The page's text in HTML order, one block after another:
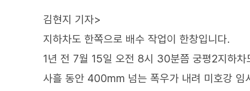
김현지 기자>
지하차도 한쪽으로 배수 작업이 한창입니다.
1년 전 7월 15일 오전 8시 30분쯤 궁평2지하차
사흘 동안 400mm 넘는 폭우가 내려 미호강 임